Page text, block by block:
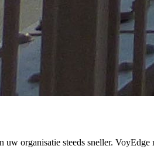
organisatie steeds sneller.